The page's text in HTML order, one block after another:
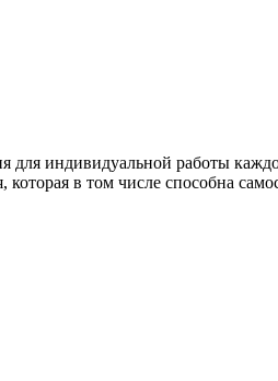
для индивидуальной работы
в том числе способна